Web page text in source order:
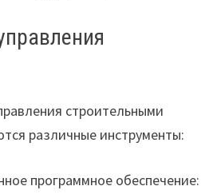
строительными
различные инструменты:
программное обеспечение: